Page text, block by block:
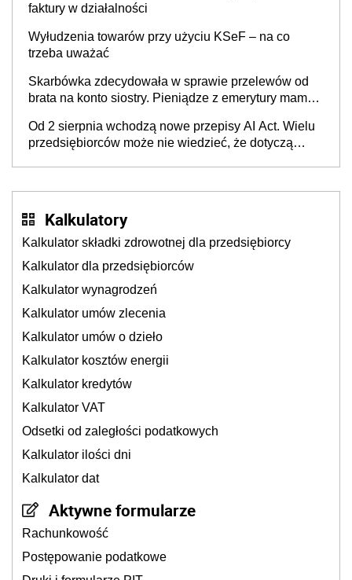
faktury w działalności
Wyłudzenia towarów przy użyciu KSeF – na co
trzeba uważać
Skarbówka zdecydowała w sprawie przelewów od
brata na konto siostry. Pieniądze z emerytury mamy
będzie
Od 2 sierpnia wchodzą nowe przepisy AI Act. Wielu
przedsiębiorców może nie wiedzieć, że dotyczą
Kalkulatory
Kalkulator składki zdrowotnej dla przedsiębiorcy
Kalkulator dla przedsiębiorców
Kalkulator wynagrodzeń
Kalkulator umów zlecenia
Kalkulator umów o dzieło
Kalkulator kosztów energii
Kalkulator kredytów
Kalkulator VAT
Odsetki od zaległości podatkowych
Kalkulator ilości dni
Kalkulator dat
Aktywne formularze
Rachunkowość
Postępowanie podatkowe